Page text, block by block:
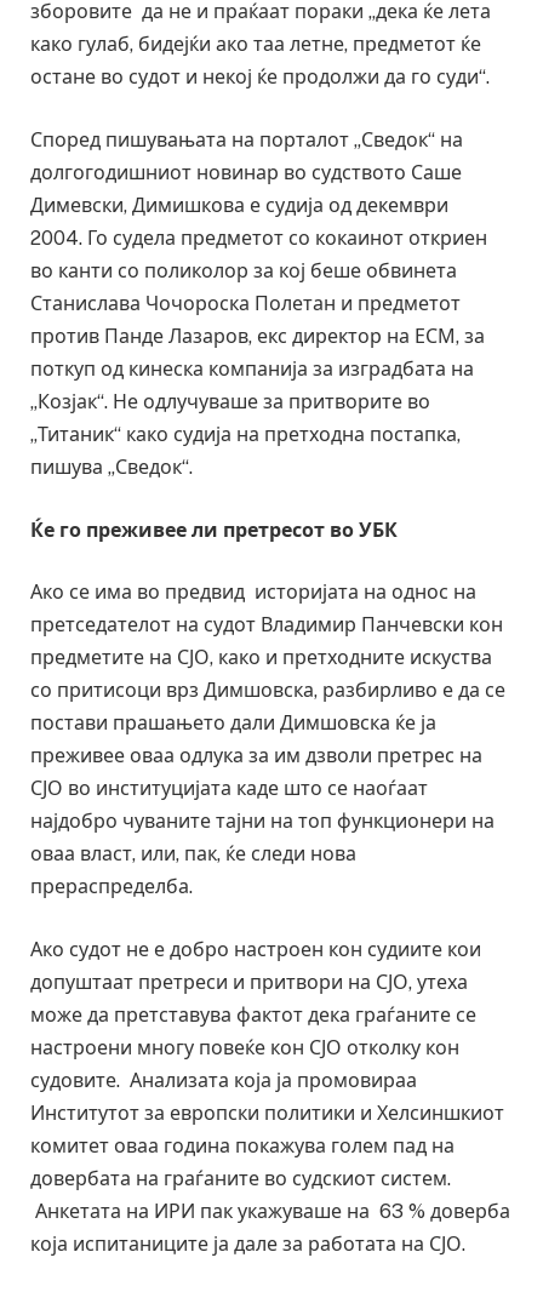
зборовите да не и праќаат пораки „дека ќе лета
како гулаб, бидејќи ако таа летне, предметот ќе
остане во судот и некој ќе продолжи да го суди“.
Според пишувањата на порталот „Сведок“ на
долгогодишниот новинар во судството Саше
Димевски, Димишкова е судија од декември
2004. Го судела предметот со кокаинот откриен
во канти со поликолор за кој беше обвинета
Станислава Чочороска Полетан и предметот
против Панде Лазаров, екс директор на ЕСМ, за
поткуп од кинеска компанија за изградбата на
„Козјак“. Не одлучуваше за притворите во
„Титаник“ како судија на претходна постапка,
пишува „Сведок“.
Ќе го преживее ли претресот во УБК
Ако се има во предвид историјата на однос на
претседателот на судот Владимир Панчевски кон
предметите на СЈО, како и претходните искуства
со притисоци врз Димшовска, разбирливо е да се
постави прашањето дали Димшовска ќе ја
преживее оваа одлука за им дзволи претрес на
СЈО во институцијата каде што се наоѓаат
најдобро чуваните тајни на топ функционери на
оваа власт, или, пак, ќе следи нова
прераспределба.
Ако судот не е добро настроен кон судиите кои
допуштаат претреси и притвори на СЈО, утеха
може да претставува фактот дека граѓаните се
настроени многу повеќе кон СЈО отколку кон
судовите. Анализата која ја промовираа
Институтот за европски политики и Хелсиншкиот
комитет оваа година покажува голем пад на
довербата на граѓаните во судскиот систем.
Анкетата на ИРИ пак укажуваше на 63 % доверба
која испитаниците ја дале за работата на СЈО.